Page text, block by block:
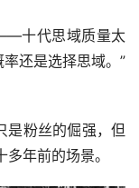
十代思域质量太
还是选择思域。”
是粉丝的倔强，但
年前的场景。